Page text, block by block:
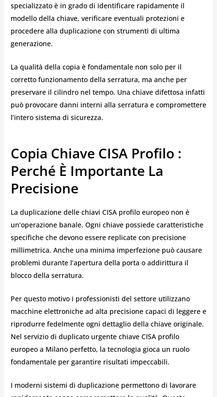
specializzato è in grado di identificare rapidamente il
modello della chiave, verificare eventuali protezioni e
procedere alla duplicazione con strumenti di ultima
generazione.
La qualità della copia è fondamentale non solo per il
corretto funzionamento della serratura, ma anche per
preservare il cilindro nel tempo. Una chiave difettosa infatti
può provocare danni interni alla serratura e compromettere
l’intero sistema di sicurezza.
Copia Chiave CISA Profilo :
Perché È Importante La
Precisione
La duplicazione delle chiavi CISA profilo europeo non è
un’operazione banale. Ogni chiave possiede caratteristiche
specifiche che devono essere replicate con precisione
millimetrica. Anche una minima imperfezione può causare
problemi durante l’apertura della porta o addirittura il
blocco della serratura.
Per questo motivo i professionisti del settore utilizzano
macchine elettroniche ad alta precisione capaci di leggere e
riprodurre fedelmente ogni dettaglio della chiave originale.
Nel servizio di duplicato urgente chiave CISA profilo
europeo a Milano perfetto, la tecnologia gioca un ruolo
fondamentale per garantire risultati impeccabili.
I moderni sistemi di duplicazione permettono di lavorare